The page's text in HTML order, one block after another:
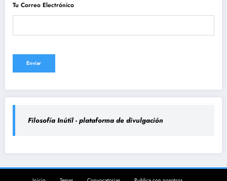
Tu Correo Electrónico
Filosofía Inútil - plataforma de divulgación